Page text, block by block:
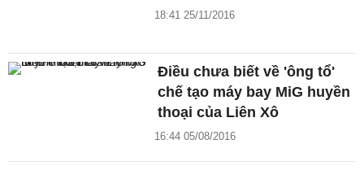
18:41 25/11/2016
Điều chưa biết về 'ông tổ'
chế tạo máy bay MiG huyền
thoại của Liên Xô
16:44 05/08/2016